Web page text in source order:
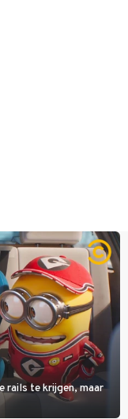
rails te krijgen, maar